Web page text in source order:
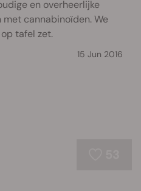
en overheerlijke
cannabinoïden. We
tafel zet.
15 Jun 2016